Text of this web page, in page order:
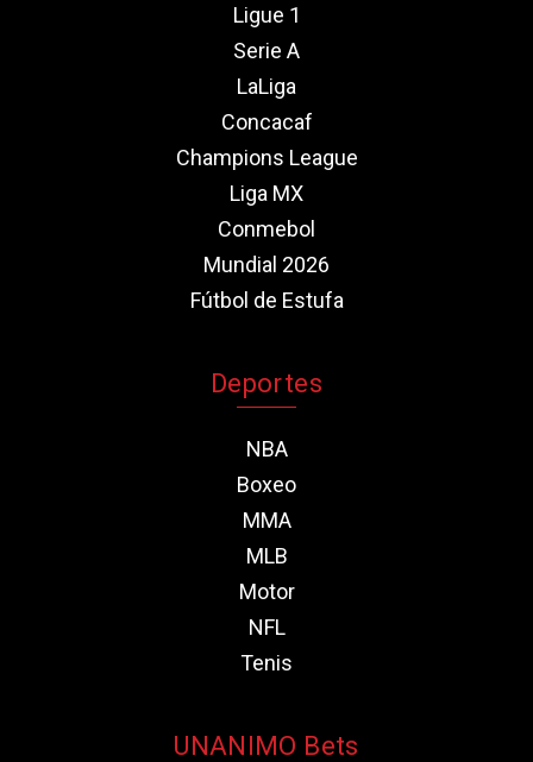
Ligue 1
Serie A
LaLiga
Concacaf
Champions League
Liga MX
Conmebol
Mundial 2026
Fútbol de Estufa
Deportes
NBA
Boxeo
MMA
MLB
Motor
NFL
Tenis
UNANIMO Bets